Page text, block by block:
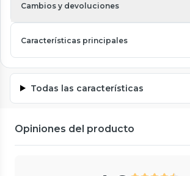
Cambios y devoluciones
Características principales
Todas las características
Opiniones del producto